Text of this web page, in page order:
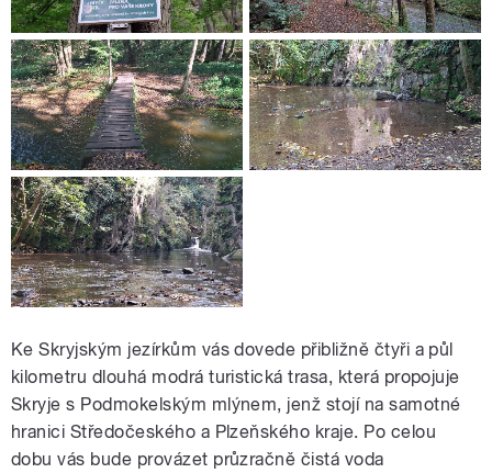
Ke Skryjským jezírkům vás dovede přibližně čtyři a půl
kilometru dlouhá modrá turistická trasa, která propojuje
Skryje s Podmokelským mlýnem, jenž stojí na samotné
hranici Středočeského a Plzeňského kraje. Po celou
dobu vás bude provázet průzračně čistá voda